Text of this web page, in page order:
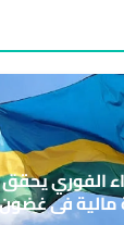
الفوري يحقق
مالية في غضون